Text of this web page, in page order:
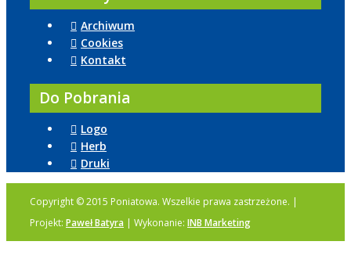
Archiwum
Cookies
Kontakt
Do Pobrania
Logo
Herb
Druki
Copyright © 2015 Poniatowa. Wszelkie prawa zastrzeżone. |
Projekt: Paweł Batyra | Wykonanie: INB Marketing